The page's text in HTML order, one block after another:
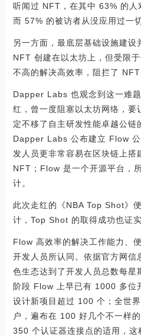
听闻过 NFT，在其中 63% 的人
而 57% 的被访者从没应用过一
另一方面，最底层基础设施建
NFT 创建在以太坊上，但受限
不高的解决高效率，阻拦了
Dapper Labs 也观念到这一难
红，曾一度阻塞以太坊网络，
定不移了自主研发性能卓越公链
Dapper Labs 公布建立 Flow
发人员更非常容易在区块链上搭
NFT；Flow 是一个开源平台，
计。
此次走红的《NBA Top Shot》
计，Top Shot 的取得成功也证
Flow 高效率的解决工作能力、
开发人员所认同。依据官方网
色生态达到了开发人员总数每
阶段 Flow 上早已有 1000 多位
设计新项目超过 100 个；全世
户，遍布在 100 好几个不一样
350 个认证器连接点的适用，